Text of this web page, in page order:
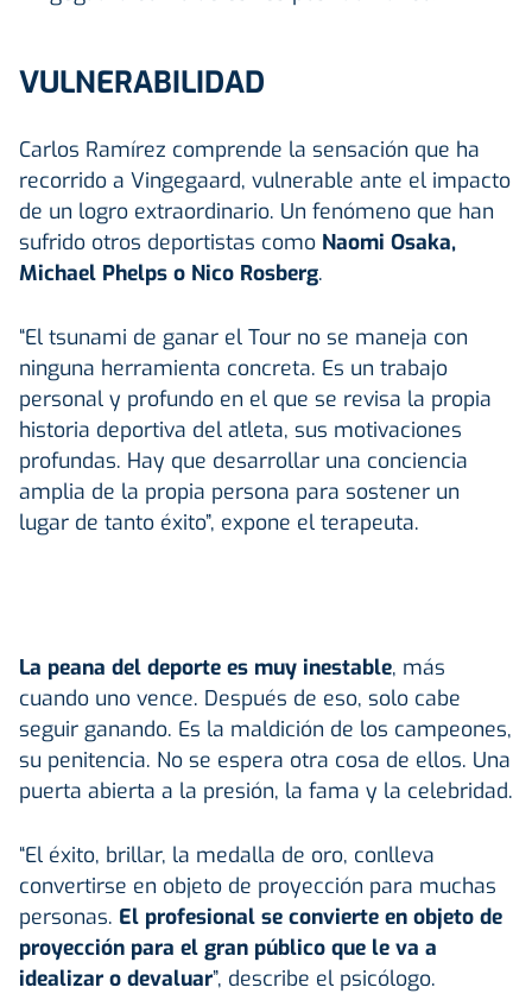
VULNERABILIDAD
Carlos Ramírez comprende la sensación que ha
recorrido a Vingegaard, vulnerable ante el impacto
de un logro extraordinario. Un fenómeno que han
sufrido otros deportistas como Naomi Osaka,
Michael Phelps o Nico Rosberg.
“El tsunami de ganar el Tour no se maneja con
ninguna herramienta concreta. Es un trabajo
personal y profundo en el que se revisa la propia
historia deportiva del atleta, sus motivaciones
profundas. Hay que desarrollar una conciencia
amplia de la propia persona para sostener un
lugar de tanto éxito”, expone el terapeuta.
La peana del deporte es muy inestable, más
cuando uno vence. Después de eso, solo cabe
seguir ganando. Es la maldición de los campeones,
su penitencia. No se espera otra cosa de ellos. Una
puerta abierta a la presión, la fama y la celebridad.
“El éxito, brillar, la medalla de oro, conlleva
convertirse en objeto de proyección para muchas
personas. El profesional se convierte en objeto de
proyección para el gran público que le va a
idealizar o devaluar”, describe el psicólogo.